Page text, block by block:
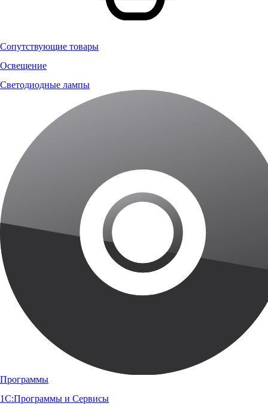
Сопутствующие товары
Освещение
Светодиодные лампы
Программы
1С:Программы и Сервисы